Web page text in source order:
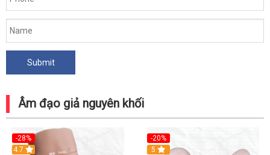
Âm đạo giả nguyên khối
-28%
4.7
-20%
Hot
5